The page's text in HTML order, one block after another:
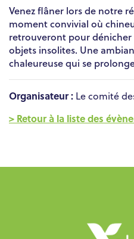
Venez flâner lors de notre
moment convivial où
retrouveront pour
objets insolites. Une
chaleureuse qui se
Organisateur : Le comité
> Retour à la liste des